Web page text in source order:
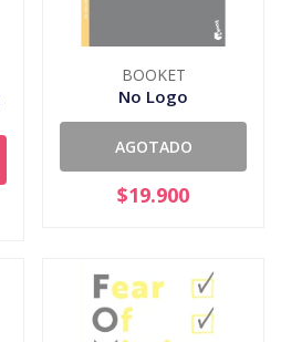
BOOKET
No Logo
AGOTADO
$19.900